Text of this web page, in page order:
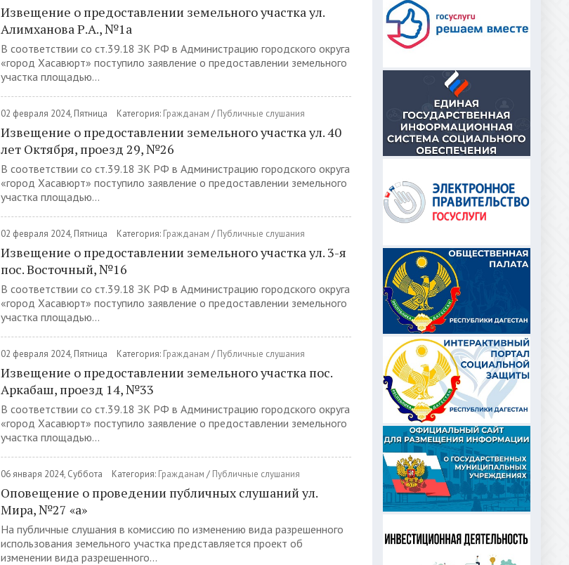
Извещение о предоставлении земельного участка ул.
Алимханова Р.А., №1а
В соответствии со ст.39.18 ЗК РФ в Администрацию городского округа
«город Хасавюрт» поступило заявление о предоставлении земельного
участка площадью...
02 февраля 2024, Пятница Категория: Гражданам / Публичные слушания
Извещение о предоставлении земельного участка ул. 40
лет Октября, проезд 29, №26
В соответствии со ст.39.18 ЗК РФ в Администрацию городского округа
«город Хасавюрт» поступило заявление о предоставлении земельного
участка площадью...
02 февраля 2024, Пятница Категория: Гражданам / Публичные слушания
Извещение о предоставлении земельного участка ул. 3-я
пос. Восточный, №16
В соответствии со ст.39.18 ЗК РФ в Администрацию городского округа
«город Хасавюрт» поступило заявление о предоставлении земельного
участка площадью...
02 февраля 2024, Пятница Категория: Гражданам / Публичные слушания
Извещение о предоставлении земельного участка пос.
Аркабаш, проезд 14, №33
В соответствии со ст.39.18 ЗК РФ в Администрацию городского округа
«город Хасавюрт» поступило заявление о предоставлении земельного
участка площадью...
06 января 2024, Суббота Категория: Гражданам / Публичные слушания
Оповещение о проведении публичных слушаний ул.
Мира, №27 «а»
На публичные слушания в комиссию по изменению вида разрешенного
использования земельного участка представляется проект об
изменении вида разрешенного...